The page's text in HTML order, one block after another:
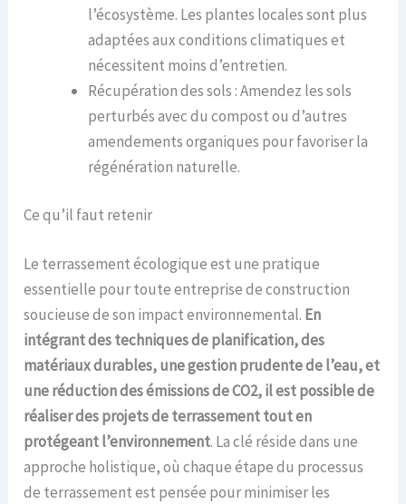
l’écosystème. Les plantes locales sont plus
adaptées aux conditions climatiques et
nécessitent moins d’entretien.
Récupération des sols : Amendez les sols
perturbés avec du compost ou d’autres
amendements organiques pour favoriser la
régénération naturelle.
Ce qu’il faut retenir
Le terrassement écologique est une pratique
essentielle pour toute entreprise de construction
soucieuse de son impact environnemental. En
intégrant des techniques de planification, des
matériaux durables, une gestion prudente de l’eau, et
une réduction des émissions de CO2, il est possible de
réaliser des projets de terrassement tout en
protégeant l’environnement. La clé réside dans une
approche holistique, où chaque étape du processus
de terrassement est pensée pour minimiser les